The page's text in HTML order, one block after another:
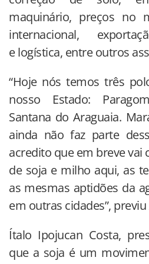
maquinário, preços no
internacional,
e logística, entre outros
“Hoje nós temos três
nosso Estado:
Santana do Araguaia.
ainda não faz parte
acredito que em breve vai
de soja e milho aqui, as
as mesmas aptidões da
em outras cidades”,
Ítalo Ipojucan Costa,
que a soja é um